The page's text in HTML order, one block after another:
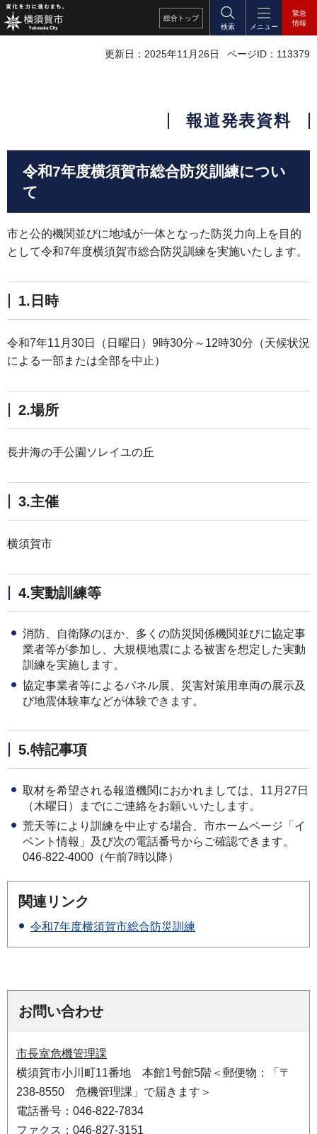
総合 トップ
検索
メニュー
緊急
情報
更新日：2025年11月26日 ページID：113379
報道発表資料
令和7年度横須賀市総合防災訓練につい
て
市と公的機関並びに地域が一体となった防災力向上を目的
として令和7年度横須賀市総合防災訓練を実施いたします。
1.日時
令和7年11月30日（日曜日）9時30分～12時30分（天候状況
による一部または全部を中止）
2.場所
長井海の手公園ソレイユの丘
3.主催
横須賀市
4.実動訓練等
消防、自衛隊のほか、多くの防災関係機関並びに協定事
業者等が参加し、大規模地震による被害を想定した実動
訓練を実施します。
協定事業者等によるパネル展、災害対策用車両の展示及
び地震体験車などが体験できます。
5.特記事項
取材を希望される報道機関におかれましては、11月27日
（木曜日）までにご連絡をお願いいたします。
荒天等により訓練を中止する場合、市ホームページ「イ
ベント情報」及び次の電話番号からご確認できます。
046-822-4000（午前7時以降）
関連リンク
令和7年度横須賀市総合防災訓練
お問い合わせ
市長室危機管理課
横須賀市小川町11番地 本館1号館5階＜郵便物：「〒
238-8550 危機管理課」で届きます＞
電話番号：046-822-7834
ファクス：046-827-3151